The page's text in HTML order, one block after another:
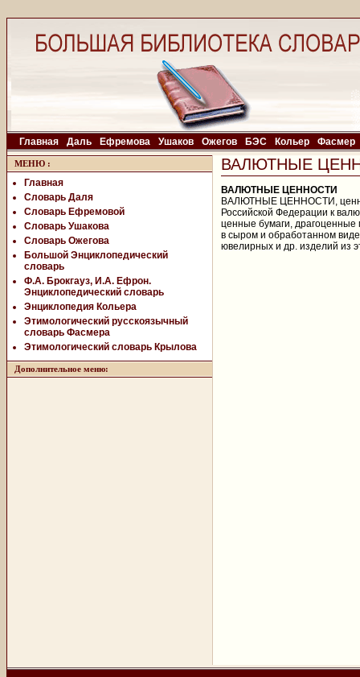
Главная Даль Ефремова Ушаков Ожегов БЭС Кольер Фасмер
МЕНЮ :
Главная
Словарь Даля
Словарь Ефремовой
Словарь Ушакова
Словарь Ожегова
Большой Энциклопедический
словарь
Ф.А. Брокгауз, И.А. Ефрон.
Энциклопедический словарь
Энциклопедия Кольера
Этимологический русскоязычный
словарь Фасмера
Этимологический словарь Крылова
Дополнительное меню:
ВАЛЮТНЫЕ
ВАЛЮТНЫЕ ЦЕННОСТИ
ВАЛЮТНЫЕ ЦЕННОСТИ,
Российской Федерации к
ценные бумаги,
в сыром и обработанном
ювелирных и др. изделий из